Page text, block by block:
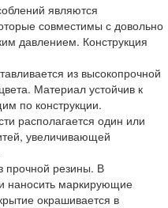
являются
совместимы с довольно
давлением. Конструкция
из высокопрочной
Материал устойчив к
по конструкции.
располагается один или
увеличивающей
прочной резины. В
наносить маркирующие
окрашивается в